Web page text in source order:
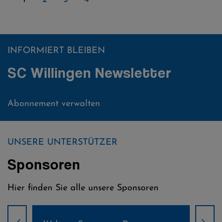
INFORMIERT BLEIBEN
SC Willingen Newsletter
Abonnement verwalten
UNSERE UNTERSTÜTZER
Sponsoren
Hier finden Sie alle unsere Sponsoren